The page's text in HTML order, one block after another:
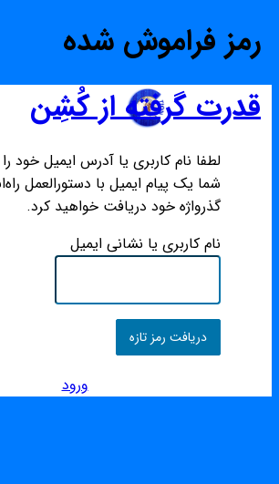
رمز فراموش شده
قدرت گرفته از کُشِن
لطفا نام کاربری یا آدرس ایمیل خود را
شما یک پیام ایمیل با دستورالعمل
گذرواژه خود دریافت خواهید کرد.
نام کاربری یا نشانی ایمیل
ورود